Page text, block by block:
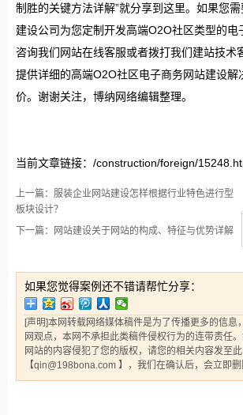
制胜的关键方法详解”就分享到这里。如果您
建设公司为您定制开发高端O2O社区类型的电
咨询我们网站在线客服或者拨打我们建站技术
提供详细的高端O2O社区电子商务网站建设解
价。谢谢关注，博纳网络编辑整理。
当前文章链接：/construction/foreign/
上一篇：服装企业网站建设怎样根据行业特色进行型
板块设计？
下一篇：网站建设关于网站的构成、特征与优势详解
如果您觉得案例还不错请帮忙分享：
[声明]本网转载网络媒体稿件是为了传播更多的信息
网观点，本网不承担此类稿件侵权行为的连带责任
网站的内容侵犯了您的版权，请您的相关内容发至
【qin@198bona.com 】，我们在确认后，会立即删